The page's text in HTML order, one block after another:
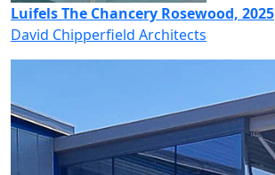
Luifels The Chancery Rosewood, 2025
David Chipperfield Architects